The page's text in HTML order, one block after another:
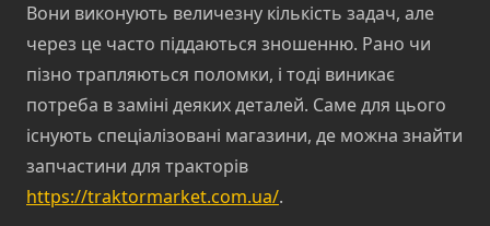
Вони виконують величезну кількість задач, але
через це часто піддаються зношенню. Рано чи
пізно трапляються поломки, і тоді виникає
потреба в заміні деяких деталей. Саме для цього
існують спеціалізовані магазини, де можна знайти
запчастини для тракторів
https://traktormarket.com.ua/.